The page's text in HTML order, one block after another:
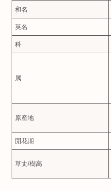
和名
英名
科
属
原産地
開花期
草丈/樹高